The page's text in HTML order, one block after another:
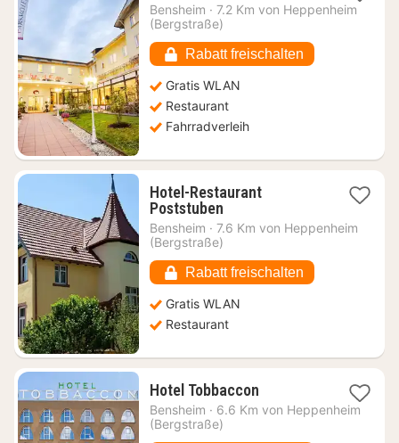
Nacht
€
Bensheim · 7.2 Km von Heppenheim
(Bergstraße)
Rabatt freischalten
Gratis WLAN
Restaurant
Fahrradverleih
Hotel-Restaurant
Poststuben1
Nacht
ab
€
Bensheim · 7.6 Km von Heppenheim
(Bergstraße)
Rabatt freischalten
Gratis WLAN
Restaurant
Hotel Tobbaccon1
Nacht
Bensheim · 6.6 Km von Heppenheim
(Bergstraße)